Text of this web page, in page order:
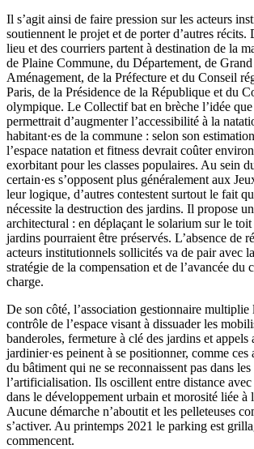
Il s’agit ainsi de faire pression sur les acteurs
soutiennent le projet et de porter d’autres récits.
lieu et des courriers partent à destination de la
de Plaine Commune, du Département, de
Aménagement, de la Préfecture et du Conseil
Paris, de la Présidence de la République et du
olympique. Le Collectif bat en brèche l’idée
permettrait d’augmenter l’accessibilité à la
habitant·es de la commune : selon son
l’espace natation et fitness devrait coûter
exorbitant pour les classes populaires. Au sein
certain·es s’opposent plus généralement aux
leur logique, d’autres contestent surtout le fait
nécessite la destruction des jardins. Il propose
architectural : en déplaçant le solarium sur le
jardins pourraient être préservés. L’absence de
acteurs institutionnels sollicités va de pair avec
stratégie de la compensation et de l’avancée du
charge.
De son côté, l’association gestionnaire multiplie
contrôle de l’espace visant à dissuader les
banderoles, fermeture à clé des jardins et appels
jardinier·es peinent à se positionner, comme
du bâtiment qui ne se reconnaissent pas dans
l’artificialisation. Ils oscillent entre distance
dans le développement urbain et morosité liée à
Aucune démarche n’aboutit et les pelleteuses
s’activer. Au printemps 2021 le parking est
commencent.